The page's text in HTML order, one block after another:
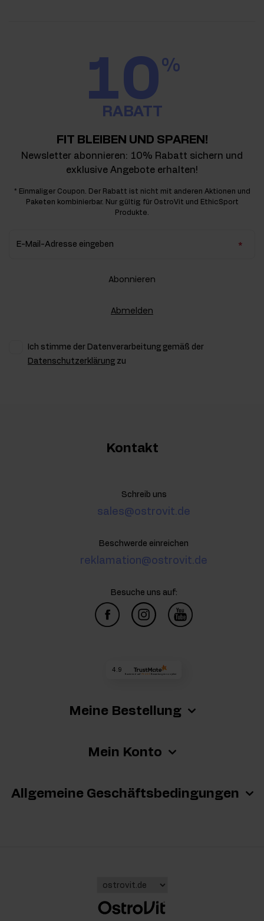
10%
RABATT
FIT BLEIBEN UND SPAREN!
Newsletter abonnieren: 10% Rabatt sichern und
exklusive Angebote erhalten!
* Einmaliger Coupon. Der Rabatt ist nicht mit anderen Aktionen und
Paketen kombinierbar. Nur gültig für OstroVit und EthicSport
Produkte.
E-Mail-Adresse eingeben
Abonnieren
Abmelden
Ich stimme der Datenverarbeitung gemäß der
Datenschutzerklärung zu
Meine Bestellung
Mein Konto
Allgemeine Geschäftsbedingungen
Kontakt
Schreib uns
sales@ostrovit.de
Beschwerde einreichen
reklamation@ostrovit.de
Besuche uns auf:
4.9
Basierend auf 73 223 Bewertungenvon jeher